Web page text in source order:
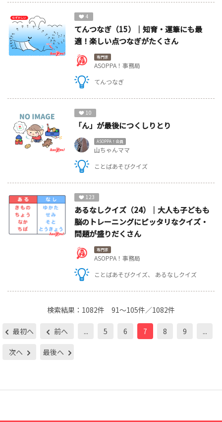
4
てんつなぎ（15）｜知育・運筆にも最
適！楽しい点つなぎがたくさん
専門家
ASOPPA！事務局
てんつなぎ
10
「ん」が最後につくしりとり
ASOPPA！会員
山ちゃんママ
ことばあそびクイズ
123
あるなしクイズ（24）｜大人も子どもも
脳のトレーニングにピッタリなクイズ・
問題が盛りだくさん
専門家
ASOPPA！事務局
ことばあそびクイズ
あるなしクイズ
検索結果： 1082件 91～105件／1082件
最初へ 前へ ... 5 6 7 8 9 ...
次へ 最後へ